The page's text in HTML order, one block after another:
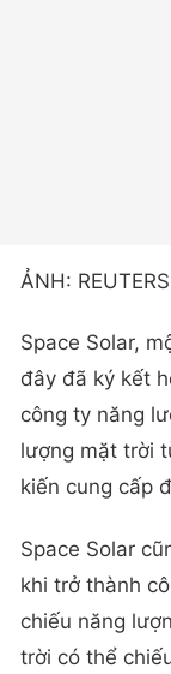
ẢNH: REUTERS
Space Solar,
đây đã ký kết
công ty năng
lượng mặt trời
kiến cung cấp
Space Solar
khi trở thành
chiếu năng
trời có thể